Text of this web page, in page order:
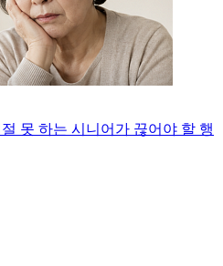
못 하는 시니어가 끊어야 할 행